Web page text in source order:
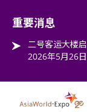
重要消息
二号客运大楼
2026年5月26日